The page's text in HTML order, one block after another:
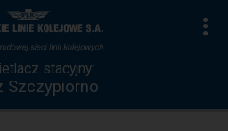
stacyjny:
Szczypiorno